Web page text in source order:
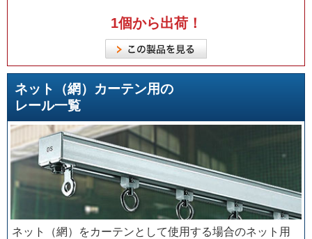
1個から出荷！
ネット（網）カーテン用の
レール一覧
ネット（網）をカーテンとして使用する場合のネット用